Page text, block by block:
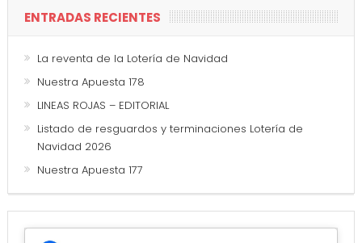
ENTRADAS RECIENTES
La reventa de la Lotería de Navidad
Nuestra Apuesta 178
LINEAS ROJAS – EDITORIAL
Listado de resguardos y terminaciones Lotería de
Navidad 2026
Nuestra Apuesta 177